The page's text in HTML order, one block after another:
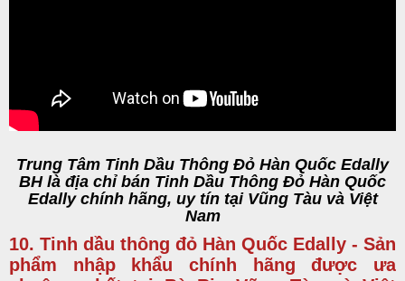
Trung Tâm Tinh Dầu Thông Đỏ Hàn Quốc Edally
BH là địa chỉ bán Tinh Dầu Thông Đỏ Hàn Quốc
Edally chính hãng, uy tín tại Vũng Tàu và Việt
Nam
10. Tinh dầu thông đỏ Hàn Quốc Edally - Sản
phẩm nhập khẩu chính hãng được ưa